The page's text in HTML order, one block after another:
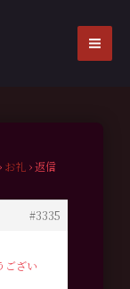
› お礼 ›返信
#3335
ござい